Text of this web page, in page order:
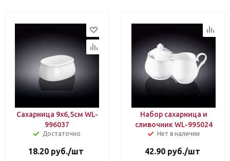
Сахарница 9х6,5см WL-
996037
Достаточно
18.20 руб./шт
Набор сахарница и
сливочник WL-995024
Нет в наличии
42.90 руб./шт